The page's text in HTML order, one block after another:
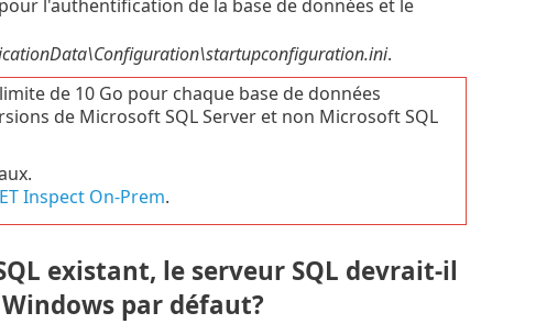
l'authentification de la base de données et le
.
de 10 Go pour chaque base de données
de Microsoft SQL Server et non Microsoft SQL
Inspect On-Prem.
existant, le serveur SQL devrait-il
par défaut?